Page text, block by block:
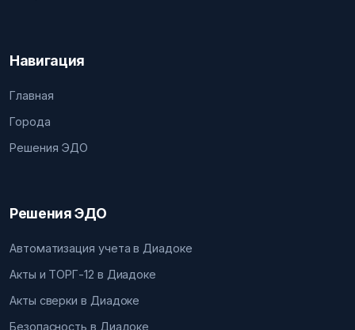
Навигация
Главная
Города
Решения ЭДО
Решения ЭДО
Автоматизация учета в Диадоке
Акты и ТОРГ-12 в Диадоке
Акты сверки в Диадоке
Безопасность в Диадоке